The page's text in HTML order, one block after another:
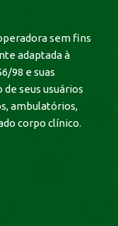
sem fins
adaptada à
98 e suas
seus usuários
ambulatórios,
corpo clínico.